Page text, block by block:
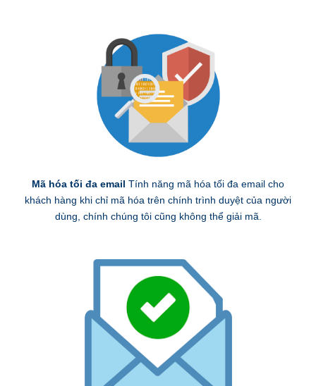
Mã hóa tối đa email Tính năng mã hóa tối đa email cho
khách hàng khi chỉ mã hóa trên chính trình duyệt của người
dùng, chính chúng tôi cũng không thể giải mã.